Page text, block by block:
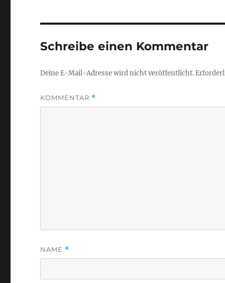
Schreibe einen Kommentar
Deine E-Mail-Adresse wird nicht veröffentlicht.
KOMMENTAR *
NAME *